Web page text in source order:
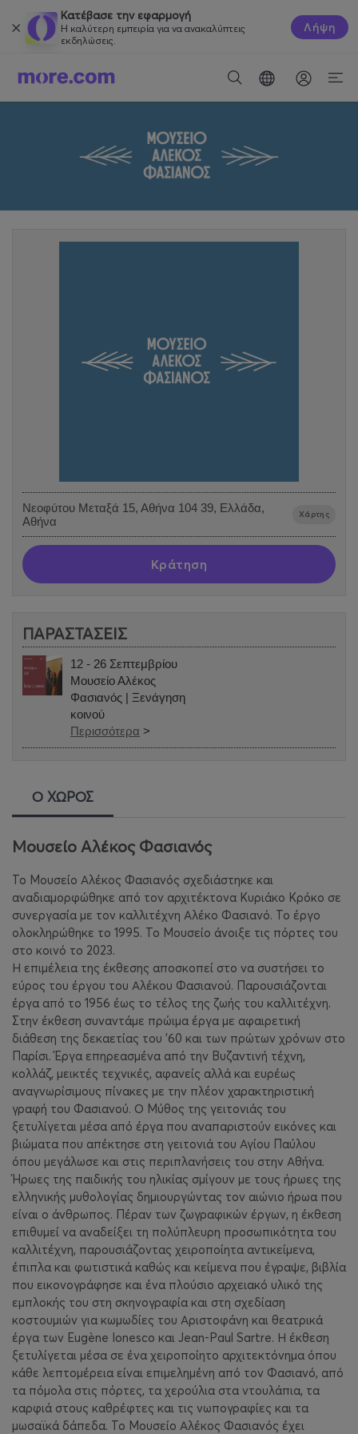
Κατέβασε την εφαρμογή
Η καλύτερη εμπειρία για να ανακαλύπτεις
εκδηλώσεις.
Λήψη
Νεοφύτου Μεταξά 15, Αθήνα 104 39, Ελλάδα,
Αθήνα
Χάρτης
Κράτηση
ΠΑΡΑΣΤΑΣΕΙΣ
12 - 26 Σεπτεμβρίου
Μουσείο Αλέκος
Φασιανός | Ξενάγηση
κοινού
Περισσότερα >
Ο ΧΩΡΟΣ
Μουσείο Αλέκος Φασιανός
Το Μουσείο Αλέκος Φασιανός σχεδιάστηκε και
αναδιαμορφώθηκε από τον αρχιτέκτονα Κυριάκο Κρόκο σε
συνεργασία με τον καλλιτέχνη Αλέκο Φασιανό. Το έργο
ολοκληρώθηκε το 1995. Το Μουσείο άνοιξε τις πόρτες του
στο κοινό το 2023.
Η επιμέλεια της έκθεσης αποσκοπεί στο να συστήσει το
εύρος του έργου του Αλέκου Φασιανού. Παρουσιάζονται
έργα από το 1956 έως το τέλος της ζωής του καλλιτέχνη.
Στην έκθεση συναντάμε πρώιμα έργα με αφαιρετική
διάθεση της δεκαετίας του '60 και των πρώτων χρόνων στο
Παρίσι. Έργα επηρεασμένα από την Βυζαντινή τέχνη,
κολλάζ, μεικτές τεχνικές, αφανείς αλλά και ευρέως
αναγνωρίσιμους πίνακες με την πλέον χαρακτηριστική
γραφή του Φασιανού. Ο Μύθος της γειτονιάς του
ξετυλίγεται μέσα από έργα που αναπαριστούν εικόνες και
βιώματα που απέκτησε στη γειτονιά του Αγίου Παύλου
όπου μεγάλωσε και στις περιπλανήσεις του στην Αθήνα.
Ήρωες της παιδικής του ηλικίας σμίγουν με τους ήρωες της
ελληνικής μυθολογίας δημιουργώντας τον αιώνιο ήρωα που
είναι ο άνθρωπος. Πέραν των ζωγραφικών έργων, η έκθεση
επιθυμεί να αναδείξει τη πολύπλευρη προσωπικότητα του
καλλιτέχνη, παρουσιάζοντας χειροποίητα αντικείμενα,
έπιπλα και φωτιστικά καθώς και κείμενα που έγραψε, βιβλία
που εικονογράφησε και ένα πλούσιο αρχειακό υλικό της
εμπλοκής του στη σκηνογραφία και στη σχεδίαση
κοστουμιών για κωμωδίες του Αριστοφάνη και θεατρικά
έργα των Eugène Ionesco και Jean-Paul Sartre. Η έκθεση
ξετυλίγεται μέσα σε ένα χειροποίητο αρχιτεκτόνημα όπου
κάθε λεπτομέρεια είναι επιμελημένη από τον Φασιανό, από
τα πόμολα στις πόρτες, τα χερούλια στα ντουλάπια, τα
καρφιά στους καθρέφτες και τις νωπογραφίες και τα
μωσαϊκά δάπεδα. Το Μουσείο Αλέκος Φασιανός έχει